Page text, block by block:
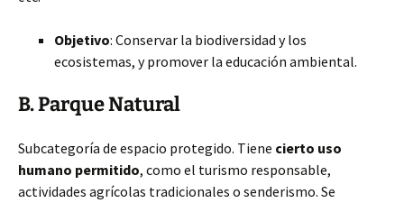
Objetivo: Conservar la biodiversidad y los
ecosistemas, y promover la educación ambiental.
B. Parque Natural
Subcategoría de espacio protegido. Tiene cierto uso
humano permitido, como el turismo responsable,
actividades agrícolas tradicionales o senderismo. Se